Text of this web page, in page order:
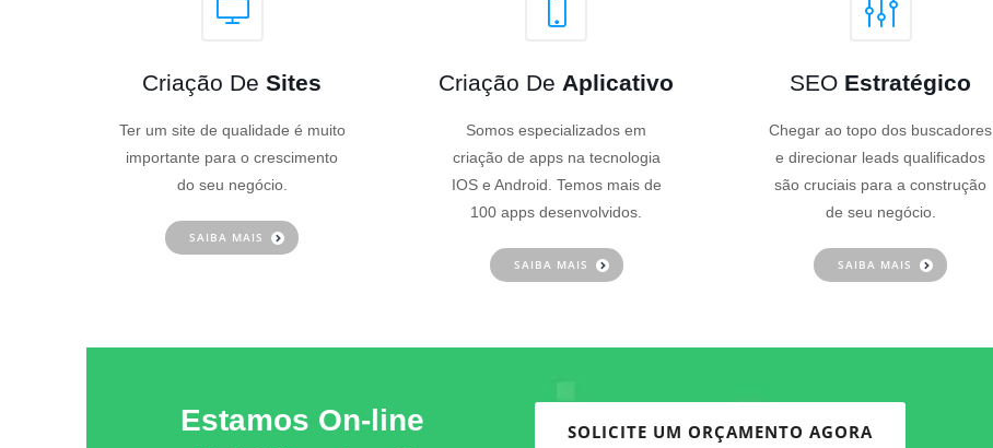
Criação DeSites
Ter um site de qualidade é muito
importante para o crescimento
do seu negócio.
SAIBA MAIS
Criação De Aplicativo
Somos especializados em
criação de apps na tecnologia
IOS e Android. Temos mais de
100 apps desenvolvidos.
SAIBA MAIS
SEO Estratégico
Chegar ao topo dos buscadores
e direcionar leads qualificados
são cruciais para a construção
de seu negócio.
SAIBA MAIS
Estamos On-line SOLICITE UM ORÇAMENTO AGORA